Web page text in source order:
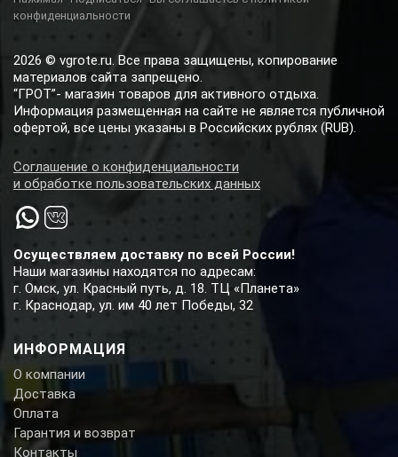
Осуществляем доставку по всей России!
Наши магазины находятся по адресам:
г. Омск, ул. Красный путь, д. 18. ТЦ «Планета»
г. Краснодар, ул. им 40 лет Победы, 32
ИНФОРМАЦИЯ
О компании
Доставка
Оплата
Гарантия и возврат
Контакты
конфиденциальности
2026 © vgrote.ru. Все права защищены, копирование
материалов сайта запрещено.
“ГРОТ”- магазин товаров для активного отдыха.
Информация размещенная на сайте не является публичной
офертой, все цены указаны в Российских рублях (RUB).
Соглашение о конфиденциальности
и обработке пользовательских данных